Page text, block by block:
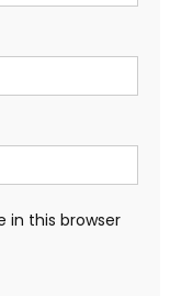
in this browser